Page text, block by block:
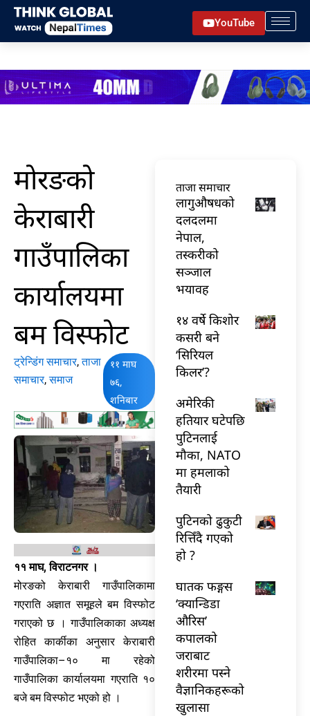
Skip
content
YouTube
मोरङको
केराबारी
गाउँपालिका
कार्यालयमा
बम विस्फोट
ट्रेन्डिंग समाचार,ताजा
समाचार,समाज
११ माघ
७६,
शनिबार
११ माघ, विराटनगर ।
मोरङको केराबारी गाउँपालिकामा
गएराति अज्ञात समूहले बम विस्फोट
गराएको छ । गाउँपालिकाका अध्यक्ष
रोहित कार्कीका अनुसार केराबारी
गाउँपालिका–१० मा रहेको
गाउँपालिका कार्यालयमा गएराति १०
बजे बम विस्फोट भएको हो ।
ताजा समाचार
लागुऔषधको
दलदलमा
नेपाल,
तस्करीको
सञ्जाल
भयावह
१४ वर्षे किशोर
कसरी बने
‘सिरियल
किलर’?
अमेरिकी
हतियार घटेपछि
पुटिनलाई
मौका, NATO
मा हमलाको
तैयारी
पुटिनको ढुकुटी
रित्तिँदै गएको
हो ?
घातक फङ्गस
‘क्यान्डिडा
औरिस’
कपालको
जराबाट
शरीरमा पस्ने
वैज्ञानिकहरूको
खुलासा